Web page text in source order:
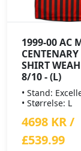
1999-00 AC
SHIRT
8/10 - (L)
• Stand:
• Størrelse: L
4698 KR /
£539.99